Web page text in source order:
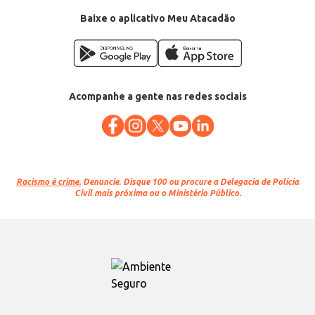
Baixe o aplicativo Meu Atacadão
Acompanhe a gente nas redes sociais
Racismo é crime. Denuncie. Disque 100 ou procure a Delegacia de Polícia
Civil mais próxima ou o Ministério Público.